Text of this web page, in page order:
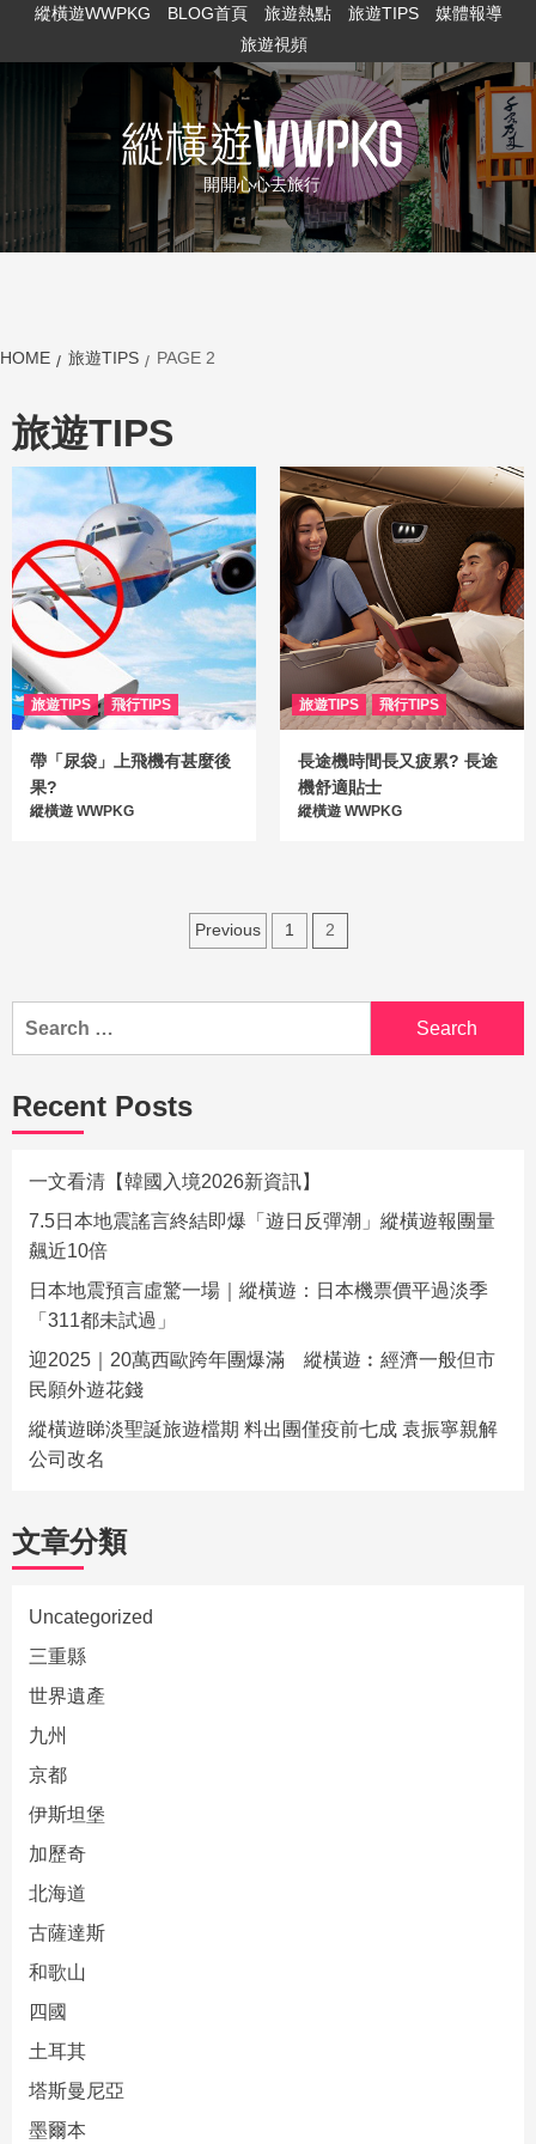
縱橫遊WWPKG BLOG首頁 旅遊熱點 旅遊TIPS
媒體報導
旅遊視頻
開開心心去旅行
HOME 旅遊TIPS PAGE 2
旅遊TIPS
旅遊TIPS 飛行TIPS
帶「尿袋」上飛機有甚麼後
果?
縱橫遊 WWPKG
旅遊TIPS 飛行TIPS
長途機時間長又疲累? 長途
機舒適貼士
縱橫遊 WWPKG
Previous 1 2
Recent Posts
一文看清【韓國入境2026新資訊】
7.5日本地震謠言終結即爆「遊日反彈潮」縱橫遊報團量
飆近10倍
日本地震預言虛驚一場｜縱橫遊：日本機票價平過淡季
「311都未試過」
迎2025｜20萬西歐跨年團爆滿 縱橫遊︰經濟一般但市
民願外遊花錢
縱橫遊睇淡聖誕旅遊檔期 料出團僅疫前七成 袁振寧親解
公司改名
文章分類
Uncategorized
三重縣
世界遺產
九州
京都
伊斯坦堡
加歷奇
北海道
古薩達斯
和歌山
四國
土耳其
塔斯曼尼亞
墨爾本